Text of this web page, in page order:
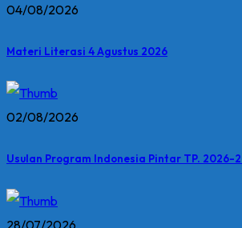
04/08/2026
Materi Literasi 4 Agustus 2026
02/08/2026
Usulan Program Indonesia Pintar TP. 2026-
28/07/2026